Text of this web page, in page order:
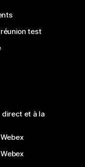
test
direct et à la